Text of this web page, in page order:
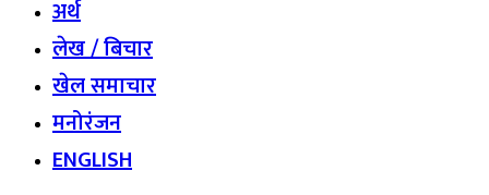
अर्थ
लेख / बिचार
खेल समाचार
मनोरंजन
ENGLISH